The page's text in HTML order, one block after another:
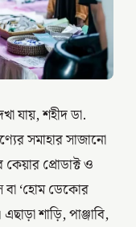
যায়, শহীদ ডা.
সমাহার সাজানো
প্রোডাক্ট ও
বা ‘হোম ডেকোর
শাড়ি, পাঞ্জাবি,